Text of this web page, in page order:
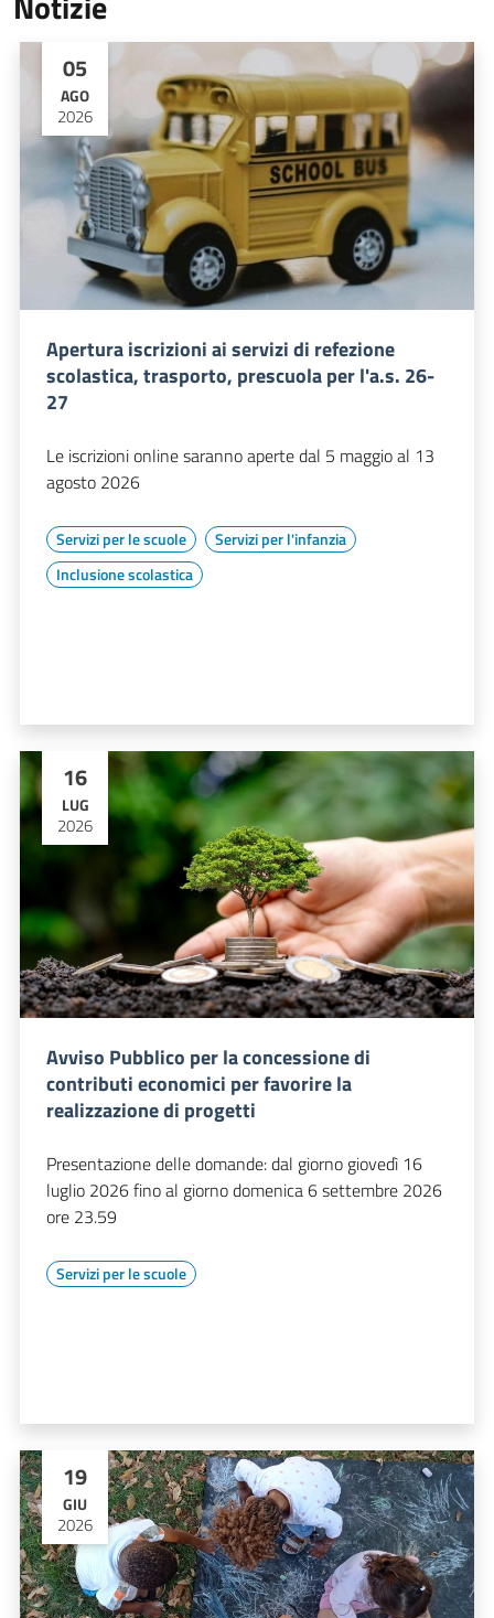
05
AGO
2026
Apertura iscrizioni ai servizi di refezione
scolastica, trasporto, prescuola per l'a.s. 26-
27
Le iscrizioni online saranno aperte dal 5 maggio al 13
agosto 2026
Servizi per le scuole
Servizi per l'infanzia
Inclusione scolastica
16
LUG
2026
Avviso Pubblico per la concessione di
contributi economici per favorire la
realizzazione di progetti
Presentazione delle domande: dal giorno giovedì 16
luglio 2026 fino al giorno domenica 6 settembre 2026
ore 23.59
Servizi per le scuole
19
GIU
2026